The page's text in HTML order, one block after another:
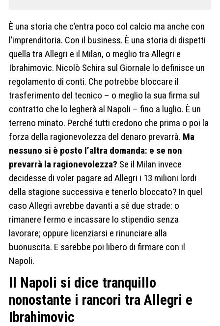
È una storia che c’entra poco col calcio ma anche con
l’imprenditoria. Con il business. È una storia di dispetti
quella tra Allegri e il Milan, o meglio tra Allegri e
Ibrahimovic. Nicolò Schira sul Giornale lo definisce un
regolamento di conti. Che potrebbe bloccare il
trasferimento del tecnico – o meglio la sua firma sul
contratto che lo legherà al Napoli – fino a luglio. È un
terreno minato. Perché tutti credono che prima o poi la
forza della ragionevolezza del denaro prevarrà. Ma
nessuno si è posto l’altra domanda: e se non
prevarrà la ragionevolezza? Se il Milan invece
decidesse di voler pagare ad Allegri i 13 milioni lordi
della stagione successiva e tenerlo bloccato? In quel
caso Allegri avrebbe davanti a sé due strade: o
rimanere fermo e incassare lo stipendio senza
lavorare; oppure licenziarsi e rinunciare alla
buonuscita. E sarebbe poi libero di firmare con il
Napoli.
Il Napoli si dice tranquillo
nonostante i rancori tra Allegri e
Ibrahimovic